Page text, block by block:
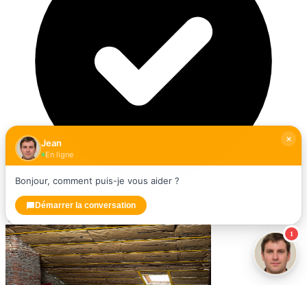
Vérifié
1
Jean
En ligne
Bonjour, comment puis-je vous aider ?
Démarrer la conversation